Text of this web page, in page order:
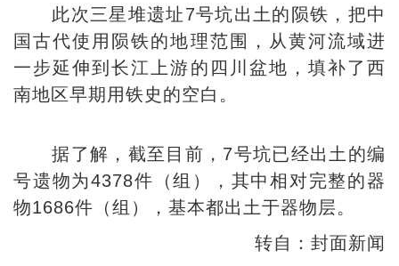
此次三星堆遗址7号坑出土的陨铁，把中
国古代使用陨铁的地理范围，从黄河流域进
一步延伸到长江上游的四川盆地，填补了西
南地区早期用铁史的空白。
据了解，截至目前，7号坑已经出土的编
号遗物为4378件（组），其中相对完整的器
物1686件（组），基本都出土于器物层。
转自：封面新闻